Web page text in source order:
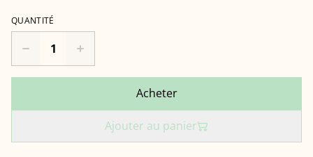
QUANTITÉ
Acheter
Ajouter au panier